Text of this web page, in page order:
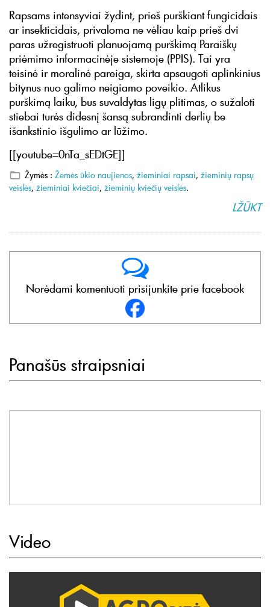
Rapsams intensyviai žydint, prieš purškiant fungicidais
ar insekticidais, privaloma ne vėliau kaip prieš dvi
paras užregistruoti planuojamą purškimą Paraiškų
priėmimo informacinėje sistemoje (PPIS). Tai yra
teisinė ir moralinė pareiga, skirta apsaugoti aplinkinius
bitynus nuo galimo neigiamo poveikio. Atlikus
purškimą laiku, bus suvaldytas ligų plitimas, o sužaloti
stiebai turės didesnį šansą subrandinti derlių be
išankstinio išgulimo ar lūžimo.
[[youtube=0nTa_sEDtGE]]
Žymės : Žemės ūkio naujienos, žieminiai rapsai, žieminių rapsų
veislės, žieminiai kviečiai, žieminių kviečių veislės.
LŽŪKT
Norėdami komentuoti prisijunkite prie facebook
Panašūs straipsniai
Video